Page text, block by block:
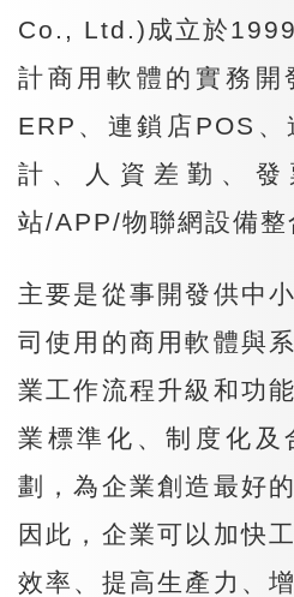
Co., Ltd.)成立於
計商用軟體的實務開
ERP、連鎖店POS
計、人資差勤、發
站/APP/物聯網設備整
主要是從事開發供中
司使用的商用軟體與
業工作流程升級和功
業標準化、制度化及
劃，為企業創造最好
因此，企業可以加快
效率、提高生產力、